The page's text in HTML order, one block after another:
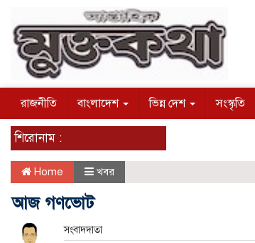
রাজনীতি বাংলাদেশ ভিন্ন দেশ সংস্কৃতি
শিরোনাম :
Home খবর
আজ গণভোট
সংবাদদাতা